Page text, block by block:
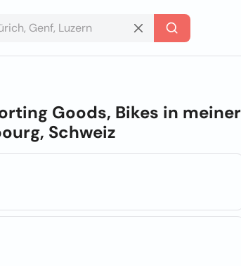
Goods, Bikes in meiner
Schweiz